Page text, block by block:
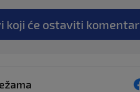
koji će ostaviti komentar